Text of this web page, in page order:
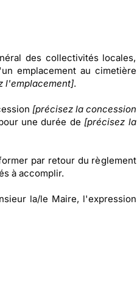
des collectivités locales,
emplacement au cimetière
l'emplacement].
[précisez la concession
une durée de [précisez la
par retour du règlement
à accomplir.
la/le Maire, l'expression